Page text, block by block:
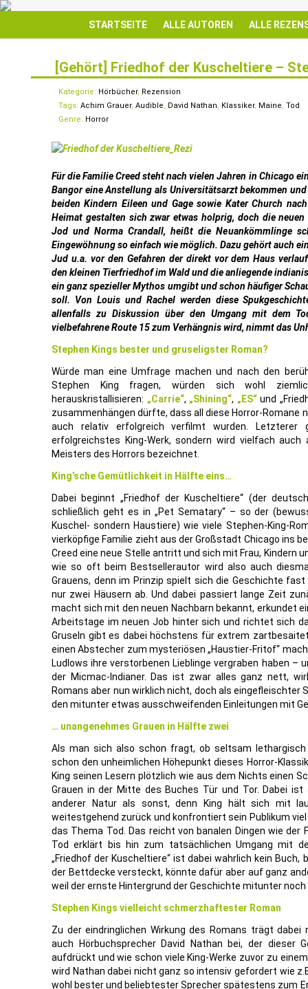
STARTSEITE ALLE AUTOREN ALLE
[Gehört] Friedhof der Kuscheltiere –
Kategorie: Hörbücher, Rezension
Tags: Achim Grauer, Audible, David Nathan, Klassiker, Maine, Tod
Genre: Horror
Für die Familie Creed steht nach vielen Jahren in Chicago
Bangor eine Anstellung als Universitätsarzt bekommen
beiden Kindern Eileen und Gage sowie Kater Church
Heimat gestalten sich zwar etwas holprig, doch die neuen
Jod und Norma Crandall, heißt die Neuankömmlinge
Eingewöhnung so einfach wie möglich. Dazu gehört auch
Jud u.a. vor den Gefahren der direkt vor dem Haus
den kleinen Tierfriedhof im Wald und die anliegende
ein ganz spezieller Mythos umgibt und schon häufiger
soll. Von Louis und Rachel werden diese
allenfalls zu Diskussion über den Umgang mit dem
vielbefahrene Route 15 zum Verhängnis wird, nimmt das
Stephen Kings bester und gruseligster Roman?
Würde man eine Umfrage machen und nach den
Stephen King fragen, würden sich wohl
herauskristallisieren: „Carrie“, „Shining“, „ES“und
zusammenhängen dürfte, dass all diese Horror-Romane
auch relativ erfolgreich verfilmt wurden.
erfolgreichstes King-Werk, sondern wird vielfach
Meisters des Horrors bezeichnet.
King’sche Gemütlichkeit in Hälfte eins…
Dabei beginnt „Friedhof der Kuscheltiere“ (der
schließlich geht es in „Pet Sematary“ – so der
Kuschel- sondern Haustiere) wie viele Stephen-King-
vierköpfige Familie zieht aus der Großstadt Chicago ins
Creed eine neue Stelle antritt und sich mit Frau, Kindern
wie so oft beim Bestsellerautor wird also auch
Grauens, denn im Prinzip spielt sich die Geschichte
nur zwei Häusern ab. Und dabei passiert lange Zeit
macht sich mit den neuen Nachbarn bekannt, erkundet
Arbeitstage im neuen Job hinter sich und richtet sich
Gruseln gibt es dabei höchstens für extrem
einen Abstecher zum mysteriösen „Haustier-Fritof“
Ludlows ihre verstorbenen Lieblinge vergraben haben
der Micmac-Indianer. Das ist zwar alles ganz nett,
Romans aber nun wirklich nicht, doch als eingefleischter
den mitunter etwas ausschweifenden Einleitungen mit
… unangenehmes Grauen in Hälfte zwei
Als man sich also schon fragt, ob seltsam
schon den unheimlichen Höhepunkt dieses Horror-
King seinen Lesern plötzlich wie aus dem Nichts einen
Grauen in der Mitte des Buches Tür und Tor. Dabei
anderer Natur als sonst, denn King hält sich mit
weitestgehend zurück und konfrontiert sein Publikum
das Thema Tod. Das reicht von banalen Dingen wie der
Tod erklärt bis hin zum tatsächlichen Umgang mit
„Friedhof der Kuscheltiere“ ist dabei wahrlich kein
der Bettdecke versteckt, könnte dafür aber auf ganz
weil der ernste Hintergrund der Geschichte mitunter
Stephen Kings vielleicht schmerzhaftester Roman
Zu der eindringlichen Wirkung des Romans trägt
auch Hörbuchsprecher David Nathan bei, der dieser
aufdrückt und wie schon viele King-Werke zuvor zu
wird Nathan dabei nicht ganz so intensiv gefordert wie
wohl bester und beliebtester Sprecher spätestens zum